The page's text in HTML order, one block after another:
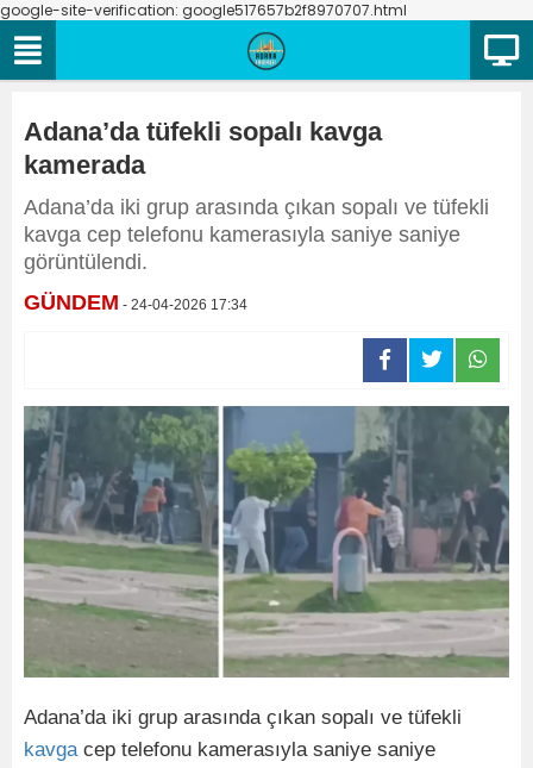
google-site-verification: google517657b2f8970707.html
Adana’da tüfekli sopalı kavga
kamerada
Adana’da iki grup arasında çıkan sopalı ve tüfekli
kavga cep telefonu kamerasıyla saniye saniye
görüntülendi.
GÜNDEM - 24-04-2026 17:34
Adana’da iki grup arasında çıkan sopalı ve tüfekli
kavga cep telefonu kamerasıyla saniye saniye